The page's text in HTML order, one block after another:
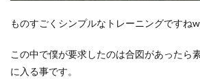
ものすごくシンプルなトレーニングですねw
この中で僕が要求したのは合図があったら
に入る事です。